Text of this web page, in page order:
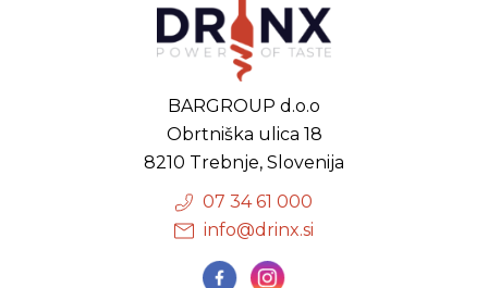
BARGROUP d.o.o
Obrtniška ulica 18
8210 Trebnje, Slovenija
07 34 61 000
info@drinx.si